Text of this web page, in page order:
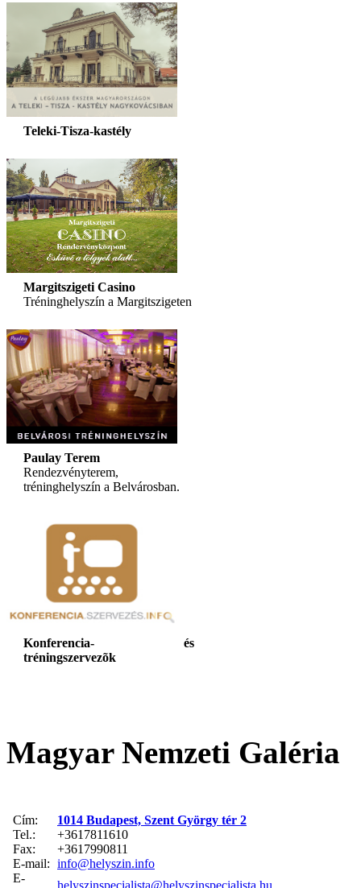
Teleki-Tisza-kastély
Margitszigeti Casino
Tréninghelyszín a Margitszigeten
Paulay Terem
Rendezvényterem,
tréninghelyszín a Belvárosban.
Konferencia- és
tréningszervezõk
Magyar Nemzeti Galéria
Cím:
1014 Budapest, Szent György tér 2
Tel.:
+3617811610
Fax:
+3617990811
E-mail: info@helyszin.info
E-
helyszinspecialista@helyszinspecialista.hu